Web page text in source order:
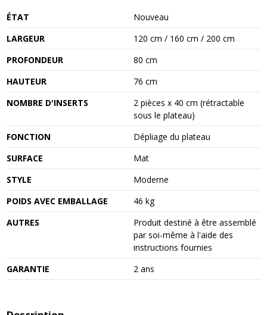
ÉTAT
Nouveau
LARGEUR
120 cm / 160 cm / 200 cm
PROFONDEUR
80 cm
HAUTEUR
76 cm
NOMBRE D'INSERTS
2 pièces x 40 cm (rétractable
sous le plateau)
FONCTION
Dépliage du plateau
SURFACE
Mat
STYLE
Moderne
POIDS AVEC EMBALLAGE
46 kg
AUTRES
Produit destiné à être assemblé
par soi-même à l'aide des
instructions fournies
GARANTIE
2 ans